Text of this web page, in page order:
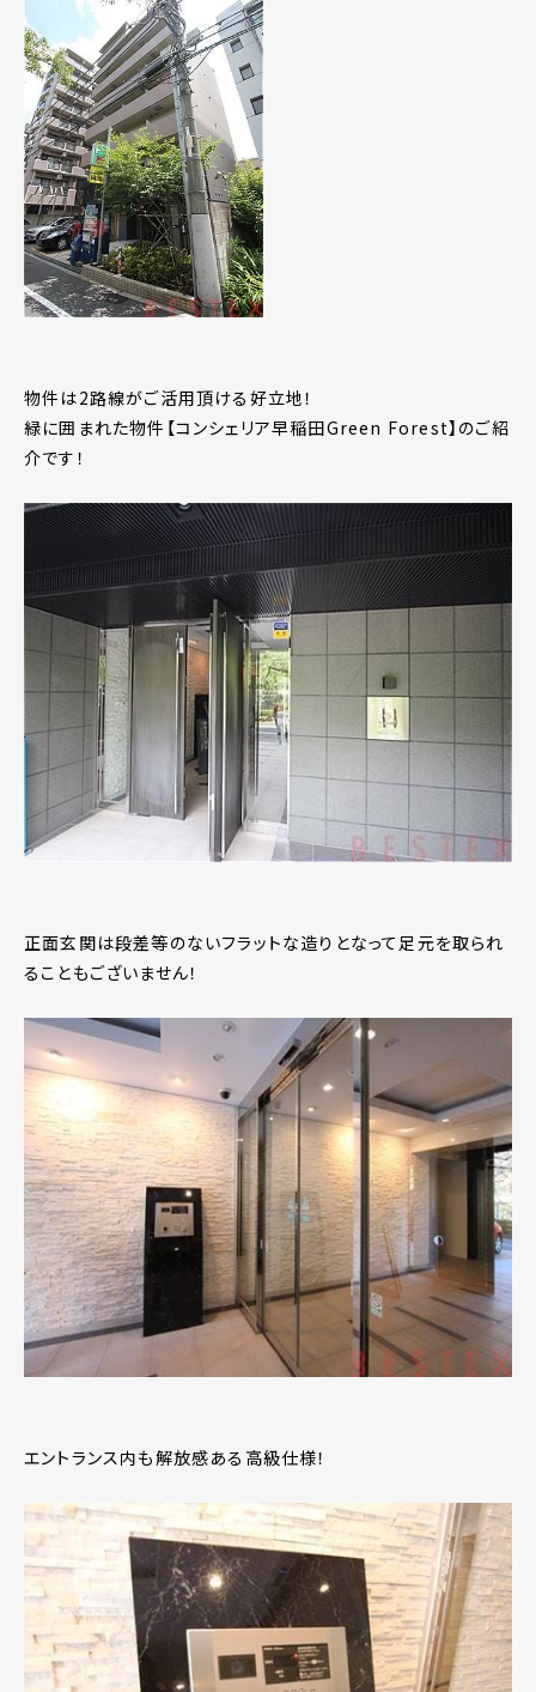
物件は2路線がご活用頂ける好立地！
緑に囲まれた物件【コンシェリア早稲田Green Forest】のご紹
介です！
正面玄関は段差等のないフラットな造りとなって足元を取られ
ることもございません！
エントランス内も解放感ある高級仕様！